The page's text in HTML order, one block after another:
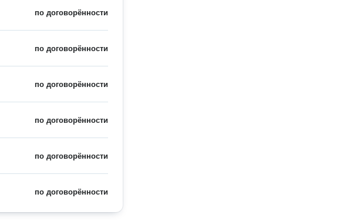
по договорённости
по договорённости
по договорённости
по договорённости
по договорённости
по договорённости